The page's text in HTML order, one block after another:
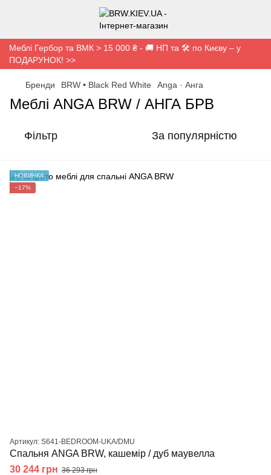
Меблі Гербор та ВМК > 15 000 ₴ - 🚚 НП та 🛠️ по Києву – у
ПОДАРУНОК! >>
Бренди BRW • Black Red White Anga · Анга
Меблі ANGA BRW / АНГА БРВ
Фільтр За популярністю
НОВИНКА
−17%
Артикул: S641-BEDROOM-UKA/DMU
Спальня ANGA BRW, кашемір / дуб маувелла
30 244 грн 36 293 грн